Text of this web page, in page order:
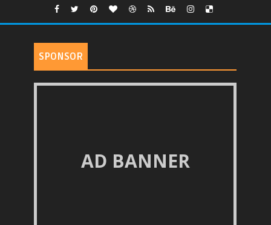
SPONSOR
AD BANNER